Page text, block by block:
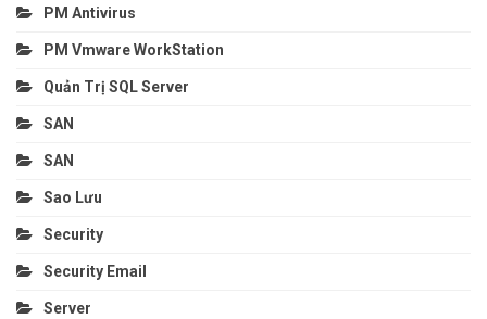
PM Antivirus
PM Vmware WorkStation
Quản Trị SQL Server
SAN
SAN
Sao Lưu
Security
Security Email
Server